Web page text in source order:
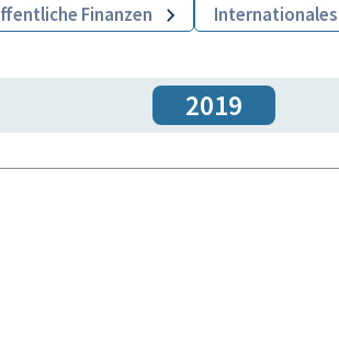
Finanzen Internationales
2019